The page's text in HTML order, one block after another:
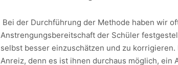
Bei der Durchführung der Methode haben wir
Anstrengungsbereitschaft der Schüler
selbst besser einzuschätzen und zu
Anreiz, denn es ist ihnen durchaus möglich,